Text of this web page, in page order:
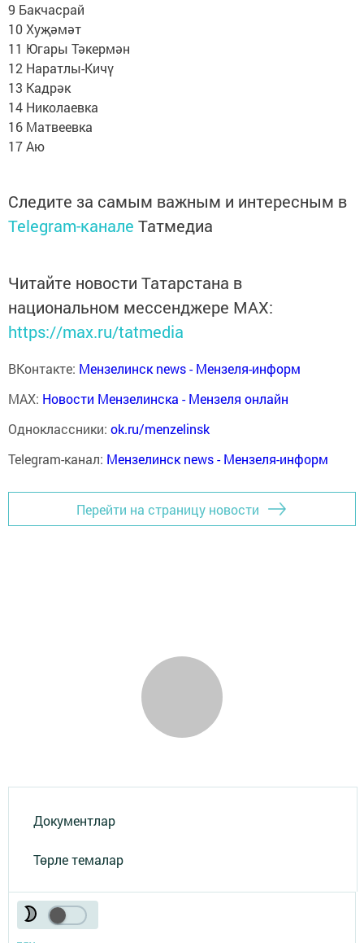
9 Бакчасрай
10 Хуҗәмәт
11 Югары Тәкермән
12 Наратлы-Кичү
13 Кадрәк
14 Николаевка
16 Матвеевка
17 Аю
Следите за самым важным и интересным в
Telegram-канале Татмедиа
Читайте новости Татарстана в
национальном мессенджере MАХ:
https://max.ru/tatmedia
ВКонтакте: Мензелинск news - Мензеля-информ
MAX: Новости Мензелинска - Мензеля онлайн
Одноклассники: ok.ru/menzelinsk
Telegram-канал: Мензелинск news - Мензеля-информ
Перейти на страницу новости
Документлар
Төрле темалар